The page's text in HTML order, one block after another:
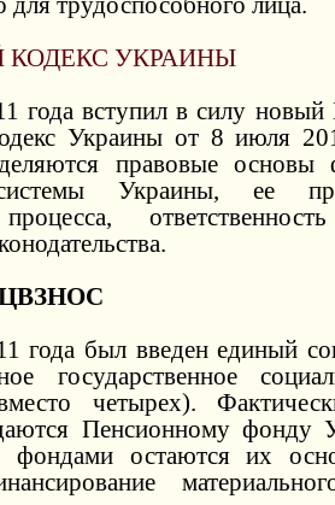
УКРАИНЫ
года вступил в силу
Украины от 8 июля
правовые основы
Украины, ее
года был введен единый
государственное
четырех).
Пенсионному фонду
остаются их